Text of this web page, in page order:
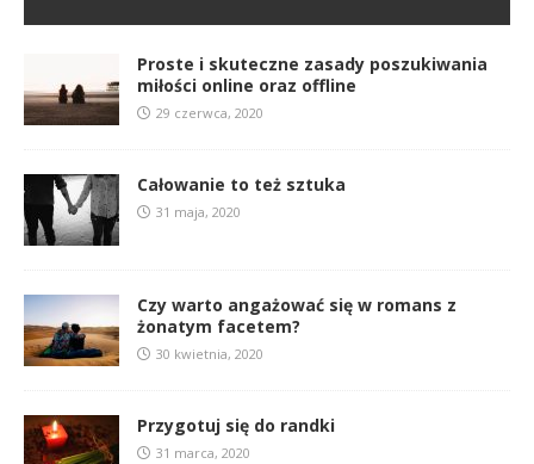
Proste i skuteczne zasady poszukiwania
miłości online oraz offline
29 czerwca, 2020
Całowanie to też sztuka
31 maja, 2020
Czy warto angażować się w romans z
żonatym facetem?
30 kwietnia, 2020
Przygotuj się do randki
31 marca, 2020